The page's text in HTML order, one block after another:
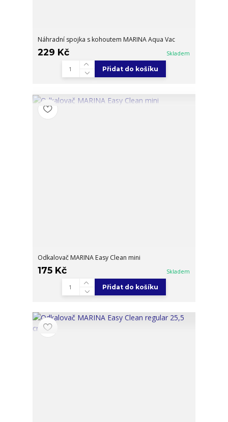
Náhradní spojka s kohoutem MARINA Aqua Vac
229 Kč Skladem
Přidat do košíku
Odkalovač MARINA Easy Clean mini
175 Kč Skladem
Přidat do košíku